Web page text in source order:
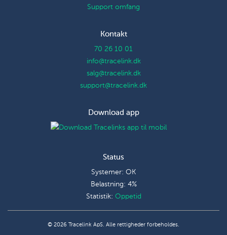
Support omfang
Kontakt
70 26 10 01
info@tracelink.dk
salg@tracelink.dk
support@tracelink.dk
Download app
Status
Systemer: OK
Belastning: 4%
Statistik: Oppetid
© 2026 Tracelink ApS. Alle rettigheder forbeholdes.